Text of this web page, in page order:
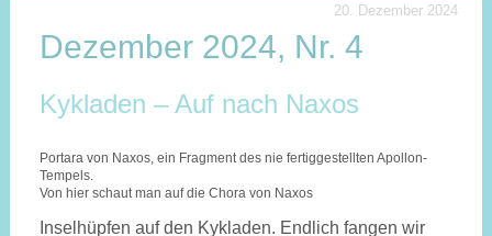
20. Dezember 2024
Dezember 2024, Nr. 4
Kykladen – Auf nach Naxos
Portara von Naxos, ein Fragment des nie fertiggestellten Apollon-
Tempels.
Von hier schaut man auf die Chora von Naxos
Inselhüpfen auf den Kykladen. Endlich fangen wir